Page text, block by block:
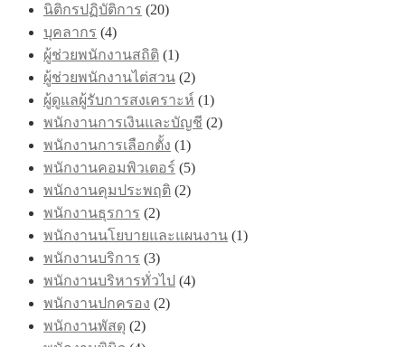
นิติกรปฏิบัติการ (20)
บุคลากร (4)
ผู้ช่วยพนักงานสถิติ (1)
ผู้ช่วยพนักงานไต่สวน (2)
ผู้ดูแลผู้รับการสงเคราะห์ (1)
พนักงานการเงินและบัญชี (2)
พนักงานการเลือกตั้ง (1)
พนักงานคอมพิวเตอร์ (5)
พนักงานคุมประพฤติ (2)
พนักงานธุรการ (2)
พนักงานนโยบายและแผนงาน (1)
พนักงานบริการ (3)
พนักงานบริหารทั่วไป (4)
พนักงานปกครอง (2)
พนักงานพัสดุ (2)